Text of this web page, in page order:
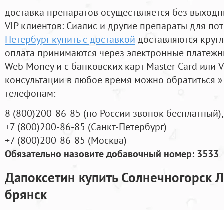
доставка препаратов осуществляется без
VIP клиентов: Сиалис и другие препараты для
Петербург купить с доставкой доставляются
оплата принимаются через электронные
Web Money и с банковских карт Master Card или
консультации в любое время можно обратиться
телефонам:
8 (800)200-86-85 (по России звонок бесплатный),
+7 (800)200-86-85 (Санкт-Петербург)
+7 (800)200-86-85 (Москва)
Обязательно назовите добавочный номер: 3533
Дапоксетин купить Солнечногорск
брянск